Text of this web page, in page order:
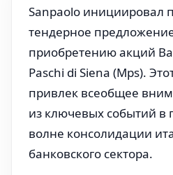
Sanpaolo инициировал
тендерное
приобретению акций
Paschi di Siena (Mps).
привлек всеобщее
из ключевых событий
волне консолидации
банковского сектора.